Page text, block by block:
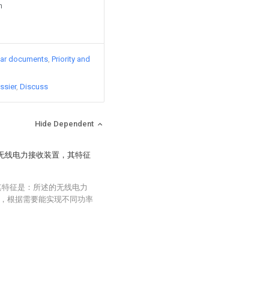
documents Priority and
Discuss
Hide Dependent
线电力接收装置，其特征
征是：所述的无线电力
根据需要能实现不同功率